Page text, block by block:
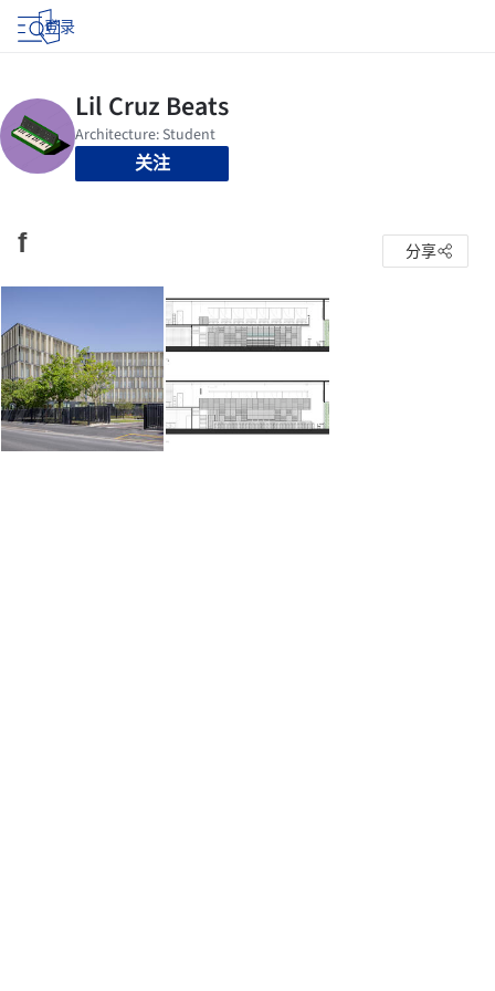
登录
关注
f 分享